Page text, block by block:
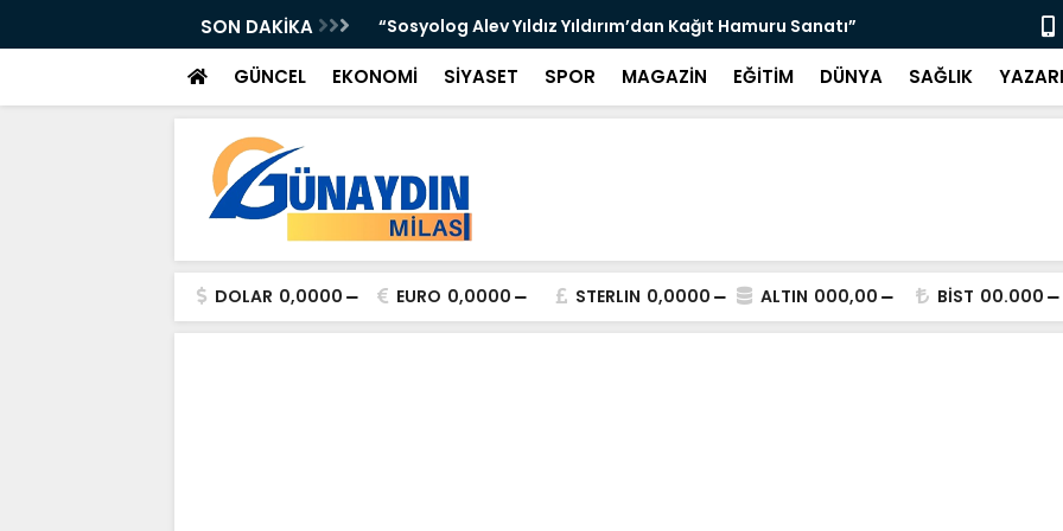
SON DAKİKA “Sosyolog Alev Yıldız Yıldırım’dan Kağıt Hamuru Sanatı” “3 Bin
GÜNCEL EKONOMİ SİYASET SPOR MAGAZİN EĞİTİM DÜNYA SAĞLIK
DOLAR 0,0000 EURO 0,0000 STERLIN 0,0000 ALTIN 000,00 BİST 00.000